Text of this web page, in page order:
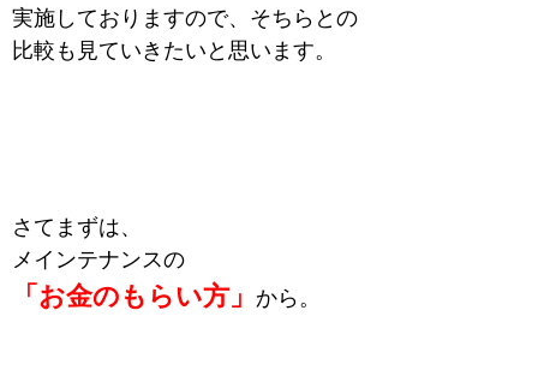
実施しておりますので、そちらとの
比較も見ていきたいと思います。
さてまずは、
メインテナンスの
「お金のもらい方」 から。